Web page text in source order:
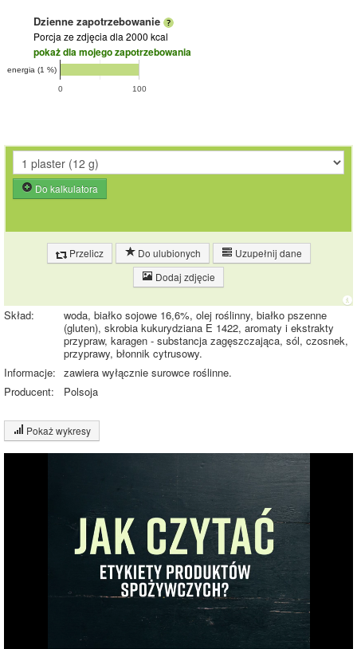
Dzienne zapotrzebowanie
Porcja ze zdjęcia dla 2000 kcal
pokaż dla mojego zapotrzebowania
0 100
energia (1 %)
Do kalkulatora
Przelicz Do ulubionych
Uzupełnij dane
Dodaj zdjęcie
Skład:
woda, białko sojowe 16,6%, olej roślinny, białko pszenne
(gluten), skrobia kukurydziana E 1422, aromaty i ekstrakty
przypraw, karagen - substancja zagęszczająca, sól, czosnek,
przyprawy, błonnik cytrusowy.
Informacje: zawiera wyłącznie surowce roślinne.
Producent:
Polsoja
Pokaż wykresy
Wykres składu produktu
Pozostałe (70%)